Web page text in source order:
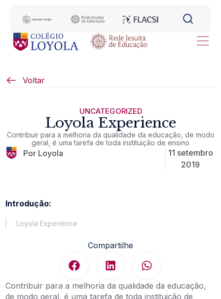
Voltar
UNCATEGORIZED
Loyola Experience
Contribuir para a melhoria da qualidade da educação, de modo
geral, é uma tarefa de toda instituição de ensino
Por Loyola
11 setembro
2019
Introdução:
Loyola Experience
Compartilhe
Contribuir para a melhoria da qualidade da educação,
de modo geral, é uma tarefa de toda instituição de